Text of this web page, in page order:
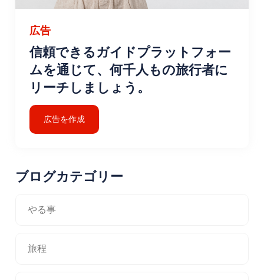
広告
信頼できるガイドプラットフォー
ムを通じて、何千人もの旅行者に
リーチしましょう。
広告を作成
ブログカテゴリー
やる事
旅程